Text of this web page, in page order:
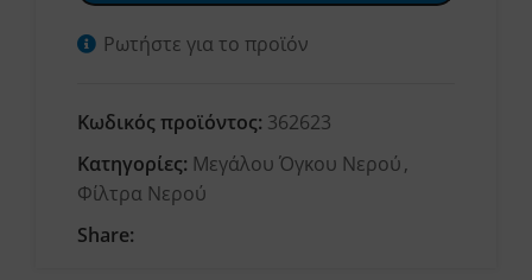
Ρωτήστε για το προϊόν
Κωδικός προϊόντος: 362623
Κατηγορίες: Μεγάλου Όγκου Νερού,
Φίλτρα Νερού
Share: